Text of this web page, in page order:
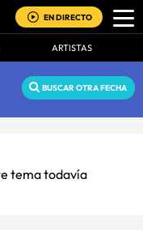
EN DIRECTO
ARTISTAS
BUSCAR OTRA FECHA
tema todavía